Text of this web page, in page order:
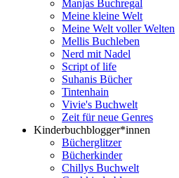
Manjas Buchregal
Meine kleine Welt
Meine Welt voller Welten
Mellis Buchleben
Nerd mit Nadel
Script of life
Suhanis Bücher
Tintenhain
Vivie's Buchwelt
Zeit für neue Genres
Kinderbuchblogger*innen
Bücherglitzer
Bücherkinder
Chillys Buchwelt